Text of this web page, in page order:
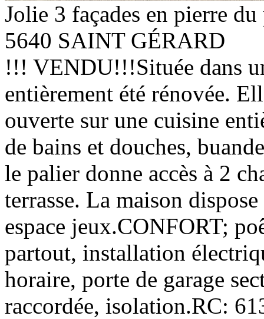
Jolie 3 façades en pierre du
5640 SAINT GÉRARD
!!! VENDU!!!Située dans
entièrement été rénovée.
ouverte sur une cuisine
de bains et douches,
le palier donne accès à 2
terrasse. La maison
espace jeux.CONFORT;
partout, installation
horaire, porte de garage
raccordée, isolation.RC: